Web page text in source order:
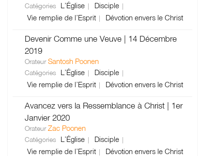
Catégories L’Église
Disciple
Vie remplie de l’Esprit
Dévotion envers le Christ
Devenir Comme une Veuve | 14 Décembre
2019
OrateurSantosh Poonen
Catégories L’Église
Disciple
Vie remplie de l’Esprit
Dévotion envers le Christ
Avancez vers la Ressemblance à Christ | 1er
Janvier 2020
OrateurZac Poonen
Catégories L’Église
Disciple
Vie remplie de l’Esprit
Dévotion envers le Christ